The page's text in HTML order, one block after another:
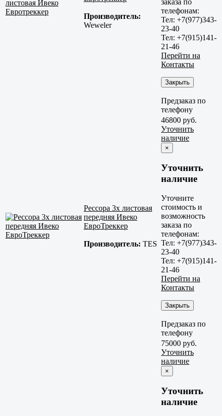
Производитель:
Weweler
телефонам:
Тел: +7(977)343-
23-40
Тел: +7(915)141-
21-46
Перейти на
Контакты
Закрыть
Предзаказ по
телефону
Рессора 3x листовая
передняя Ивеко
ЕвроТреккер
Производитель: TES
46800 руб.
Уточнить
наличие
×
Уточнить
наличие
Уточните
стоимость и
возможность
заказа по
телефонам:
Тел: +7(977)343-
23-40
Тел: +7(915)141-
21-46
Перейти на
Контакты
Закрыть
Предзаказ по
телефону
75000 руб.
Уточнить
наличие
×
Уточнить
наличие